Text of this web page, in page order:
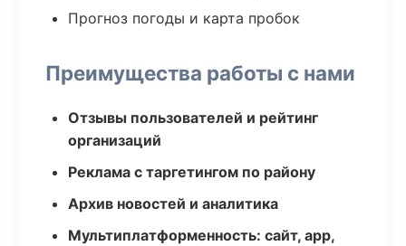
Прогноз погоды и карта пробок
Преимущества работы с нами
Отзывы пользователей и рейтинг
организаций
Реклама с таргетингом по району
Архив новостей и аналитика
Мультиплатформенность: сайт, app,